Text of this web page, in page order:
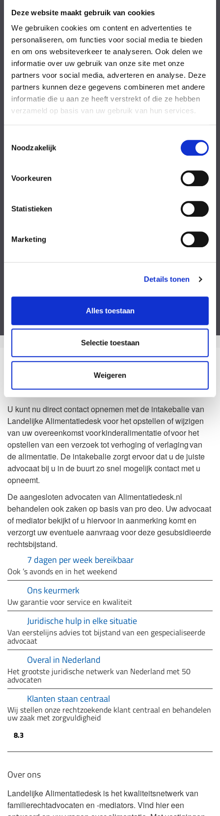
Deze website maakt gebruik van cookies
We gebruiken cookies om content en advertenties te
personaliseren, om functies voor social media te bieden
en om ons websiteverkeer te analyseren. Ook delen we
informatie over uw gebruik van onze site met onze
partners voor social media, adverteren en analyse. Deze
partners kunnen deze gegevens combineren met andere
informatie die u aan ze heeft verstrekt of die ze hebben
verzameld op basis van uw gebruik van hun services.
Noodzakelijk
Voorkeuren
Statistieken
Marketing
Details tonen
Alles toestaan
Selectie toestaan
Weigeren
Zaterdag
Feestdagen
09:00-17:00 uur
Gesloten
Stel uw vraag
Achternaam
Eventuele
opmerkingen
Privacyverklaring
Ik ga akkoord met deprivacy statement&algemene voorwaarden.
algemene voorwaarden
Zo kan het dus ook
Waarom Landelijke Alimentatiedesk?
U kunt nu direct contact opnemen met de intakebalie van
Landelijke Alimentatiedesk voor het opstellen of wijzigen
van uw overeenkomst voor kinderalimentatie of voor het
opstellen van een verzoek tot verhoging of verlaging van
de alimentatie. De intakebalie zorgt ervoor dat u de juiste
advocaat bij u in de buurt zo snel mogelijk contact met u
opneemt.
De aangesloten advocaten van Alimentatiedesk.nl
behandelen ook zaken op basis van pro deo. Uw advocaat
of mediator bekijkt of u hiervoor in aanmerking komt en
verzorgt uw eventuele aanvraag voor deze gesubsidieerde
rechtsbijstand.
7 dagen per week bereikbaar
Ook ’s avonds en in het weekend
Ons keurmerk
Uw garantie voor service en kwaliteit
Juridische hulp in elke situatie
Van eerstelijns advies tot bijstand van een gespecialiseerde
advocaat
Overal in Nederland
Het grootste juridische netwerk van Nederland met 50
advocaten
Klanten staan centraal
Wij stellen onze rechtzoekende klant centraal en behandelen
uw zaak met zorgvuldigheid
8.3
Over ons
Landelijke Alimentatiedesk is het kwaliteitsnetwerk van
familierechtadvocaten en -mediators. Vind hier een